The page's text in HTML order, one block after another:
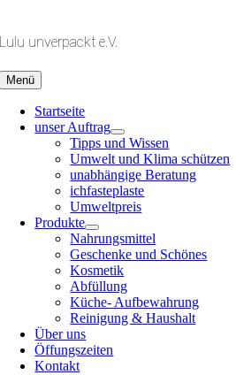
springen
Lulu unverpackt e.V.
Menü
Startseite
unser Auftrag
Tipps und Wissen
Umwelt und Klima schützen
unabhängige Beratung
ichfasteplaste
Umweltpreis
Produkte
Nahrungsmittel
Geschenke und Schönes
Kosmetik
Abfüllung
Küche- Aufbewahrung
Reinigung & Haushalt
Über uns
Öffungszeiten
Kontakt